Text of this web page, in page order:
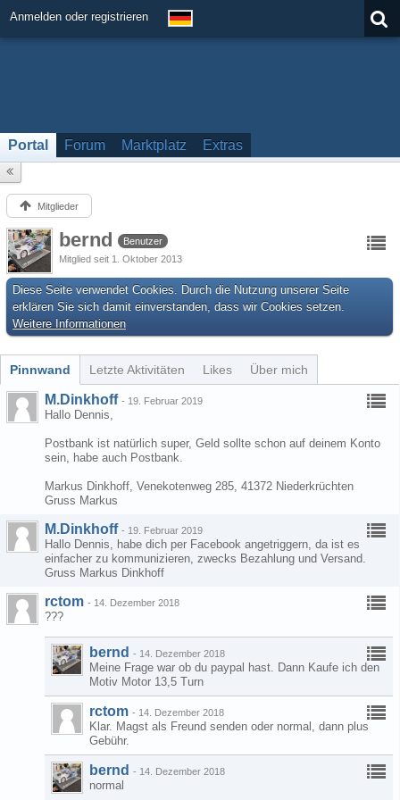
Anmelden oder registrieren
Portal Forum Marktplatz Extras
Mitglieder
bernd
Benutzer
Mitglied seit 1. Oktober 2013
Diese Seite verwendet Cookies. Durch die Nutzung unserer Seite
erklären Sie sich damit einverstanden, dass wir Cookies setzen.
Weitere Informationen
Pinnwand Letzte Aktivitäten Likes Über mich
M.Dinkhoff - 19. Februar 2019
Hallo Dennis,
Postbank ist natürlich super, Geld sollte schon auf deinem Konto
sein, habe auch Postbank.
Markus Dinkhoff, Venekotenweg 285, 41372 Niederkrüchten
Gruss Markus
M.Dinkhoff - 19. Februar 2019
Hallo Dennis, habe dich per Facebook angetriggern, da ist es
einfacher zu kommunizieren, zwecks Bezahlung und Versand.
Gruss Markus Dinkhoff
rctom - 14. Dezember 2018
???
bernd - 14. Dezember 2018
Meine Frage war ob du paypal hast. Dann Kaufe ich den
Motiv Motor 13,5 Turn
rctom - 14. Dezember 2018
Klar. Magst als Freund senden oder normal, dann plus
Gebühr.
bernd - 14. Dezember 2018
normal